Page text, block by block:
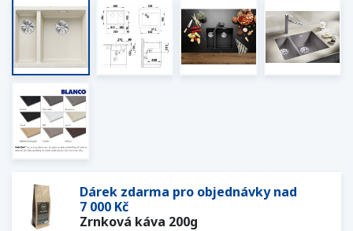
Dárek zdarma pro objednávky nad
7 000 Kč
Zrnková káva 200g